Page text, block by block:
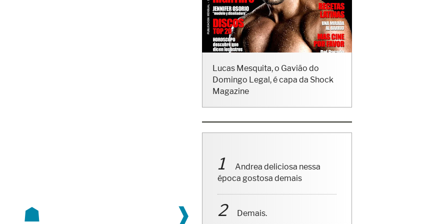
❱
☗
Lucas Mesquita, o Gavião do
Domingo Legal, é capa da Shock
Magazine
época gostosa demais